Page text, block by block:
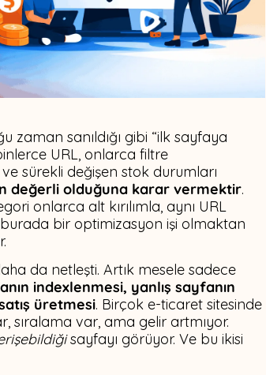
zaman sanıldığı gibi “ilk sayfaya
URL, onlarca filtre
sürekli değişen stok durumları
değerli olduğuna karar vermektir.
onlarca alt kırılımla, aynı URL
bir optimizasyon işi olmaktan
da netleşti. Artık mesele sadece
indexlenmesi, yanlış sayfanın
üretmesi. Birçok e-ticaret sitesinde
sıralama var, ama gelir artmıyor.
sayfayı görüyor. Ve bu ikisi